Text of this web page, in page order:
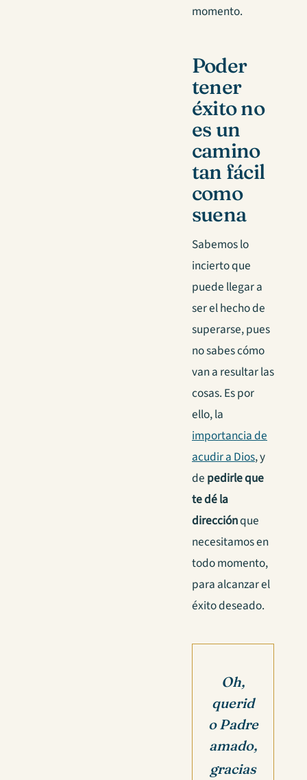
momento.
Poder
tener
éxito no
es un
camino
tan fácil
como
suena
Sabemos lo
incierto que
puede llegar a
ser el hecho de
superarse, pues
no sabes cómo
van a resultar las
cosas. Es por
ello, la
importancia de
acudir a Dios, y
de pedirle que
te dé la
direcciónque
necesitamos en
todo momento,
para alcanzar el
éxito deseado.
Oh,
querid
o Padre
amado,
gracias